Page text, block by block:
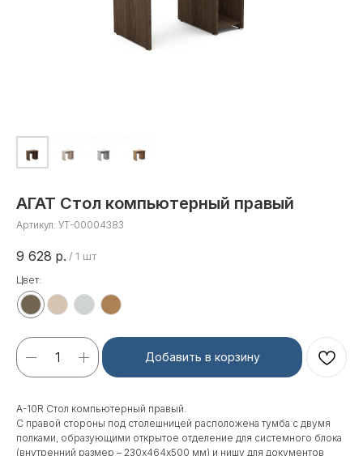
АГАТ Стол компьютерный правый
Артикул: УТ-00004383
9 628 р. / 1 шт
Цвет:
Добавить в корзину
A-10R Стол компьютерный правый.
С правой стороны под столешницей расположена тумба с двумя
полками, образующими открытое отделение для системного блока
(внутренний размер – 230х464х500 мм) и нишу для документов